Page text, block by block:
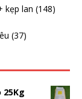
kẹp lan (148)
(37)
25Kg